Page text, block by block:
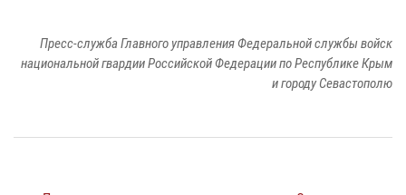
Пресс-служба Главного управления Федеральной службы войск
национальной гвардии Российской Федерации по Республике Крым
и городу Севастополю